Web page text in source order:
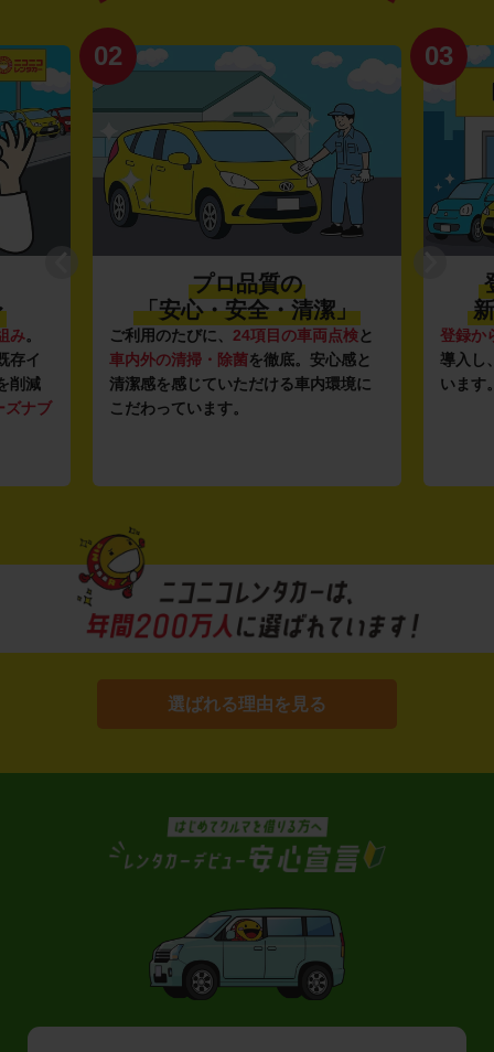
み。
存イ
削減
ズナブ
02
プロ品質の
「安心・安全・清潔」
ご利用のたびに、 24項目の車両点検と
車内外の清掃・除菌を徹底。安心感と
清潔感を感じていただける車内環境に
こだわっています。
03
登録か
導入し
います
選ばれる理由を見る